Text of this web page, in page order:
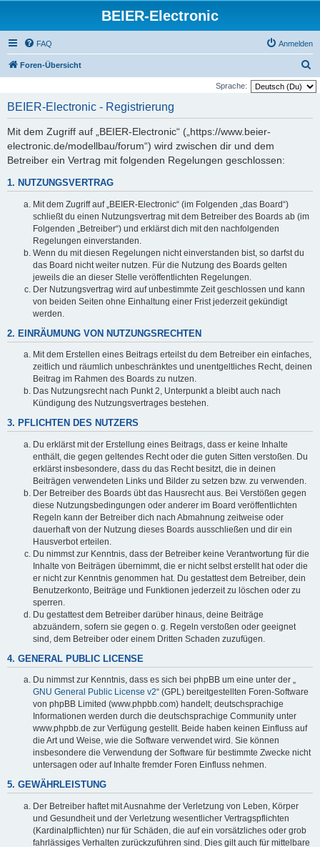
BEIER-Electronic
FAQ Anmelden
Foren-Übersicht
u
Sprache:
BEIER-Electronic - Registrierung
Mit dem Zugriff auf „BEIER-Electronic“ („https://www.beier-
electronic.de/modellbau/forum“) wird zwischen dir und dem
Betreiber ein Vertrag mit folgenden Regelungen geschlossen:
1. NUTZUNGSVERTRAG
Mit dem Zugriff auf „BEIER-Electronic“ (im Folgenden „das Board“)
schließt du einen Nutzungsvertrag mit dem Betreiber des Boards ab (im
Folgenden „Betreiber“) und erklärst dich mit den nachfolgenden
Regelungen einverstanden.
Wenn du mit diesen Regelungen nicht einverstanden bist, so darfst du
das Board nicht weiter nutzen. Für die Nutzung des Boards gelten
jeweils die an dieser Stelle veröffentlichten Regelungen.
Der Nutzungsvertrag wird auf unbestimmte Zeit geschlossen und kann
von beiden Seiten ohne Einhaltung einer Frist jederzeit gekündigt
werden.
2. EINRÄUMUNG VON NUTZUNGSRECHTEN
Mit dem Erstellen eines Beitrags erteilst du dem Betreiber ein einfaches,
zeitlich und räumlich unbeschränktes und unentgeltliches Recht, deinen
Beitrag im Rahmen des Boards zu nutzen.
Das Nutzungsrecht nach Punkt 2, Unterpunkt a bleibt auch nach
Kündigung des Nutzungsvertrages bestehen.
3. PFLICHTEN DES NUTZERS
Du erklärst mit der Erstellung eines Beitrags, dass er keine Inhalte
enthält, die gegen geltendes Recht oder die guten Sitten verstoßen. Du
erklärst insbesondere, dass du das Recht besitzt, die in deinen
Beiträgen verwendeten Links und Bilder zu setzen bzw. zu verwenden.
Der Betreiber des Boards übt das Hausrecht aus. Bei Verstößen gegen
diese Nutzungsbedingungen oder anderer im Board veröffentlichten
Regeln kann der Betreiber dich nach Abmahnung zeitweise oder
dauerhaft von der Nutzung dieses Boards ausschließen und dir ein
Hausverbot erteilen.
Du nimmst zur Kenntnis, dass der Betreiber keine Verantwortung für die
Inhalte von Beiträgen übernimmt, die er nicht selbst erstellt hat oder die
er nicht zur Kenntnis genommen hat. Du gestattest dem Betreiber, dein
Benutzerkonto, Beiträge und Funktionen jederzeit zu löschen oder zu
sperren.
Du gestattest dem Betreiber darüber hinaus, deine Beiträge
abzuändern, sofern sie gegen o. g. Regeln verstoßen oder geeignet
sind, dem Betreiber oder einem Dritten Schaden zuzufügen.
4. GENERAL PUBLIC LICENSE
Du nimmst zur Kenntnis, dass es sich bei phpBB um eine unter der „
GNU General Public License v2“ (GPL) bereitgestellten Foren-Software
von phpBB Limited (www.phpbb.com) handelt; deutschsprachige
Informationen werden durch die deutschsprachige Community unter
www.phpbb.de zur Verfügung gestellt. Beide haben keinen Einfluss auf
die Art und Weise, wie die Software verwendet wird. Sie können
insbesondere die Verwendung der Software für bestimmte Zwecke nicht
untersagen oder auf Inhalte fremder Foren Einfluss nehmen.
5. GEWÄHRLEISTUNG
Der Betreiber haftet mit Ausnahme der Verletzung von Leben, Körper
und Gesundheit und der Verletzung wesentlicher Vertragspflichten
(Kardinalpflichten) nur für Schäden, die auf ein vorsätzliches oder grob
fahrlässiges Verhalten zurückzuführen sind. Dies gilt auch für mittelbare